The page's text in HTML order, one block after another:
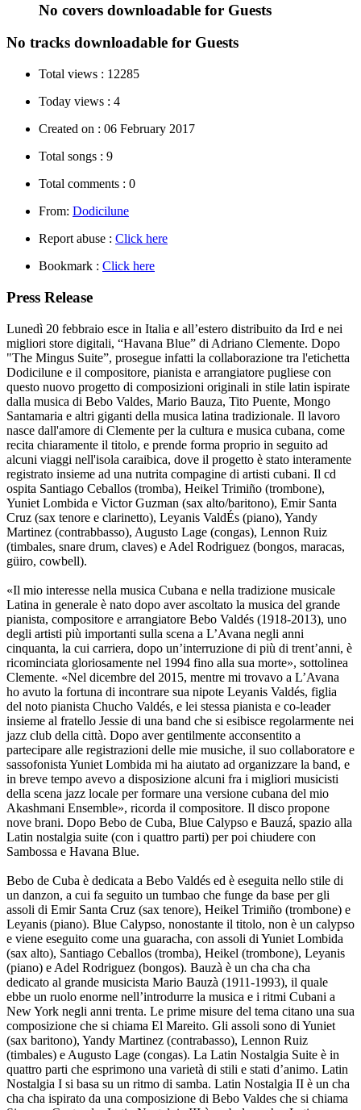
No covers downloadable for Guests
No tracks downloadable for Guests
Total views : 12285
Today views : 4
Created on : 06 February 2017
Total songs : 9
Total comments : 0
From: Dodicilune
Report abuse : Click here
Bookmark : Click here
Press Release
Lunedì 20 febbraio esce in Italia e all’estero distribuito da Ird e nei
migliori store digitali, “Havana Blue” di Adriano Clemente. Dopo
"The Mingus Suite”, prosegue infatti la collaborazione tra l'etichetta
Dodicilune e il compositore, pianista e arrangiatore pugliese con
questo nuovo progetto di composizioni originali in stile latin ispirate
dalla musica di Bebo Valdes, Mario Bauza, Tito Puente, Mongo
Santamaria e altri giganti della musica latina tradizionale. Il lavoro
nasce dall'amore di Clemente per la cultura e musica cubana, come
recita chiaramente il titolo, e prende forma proprio in seguito ad
alcuni viaggi nell'isola caraibica, dove il progetto è stato interamente
registrato insieme ad una nutrita compagine di artisti cubani. Il cd
ospita Santiago Ceballos (tromba), Heikel Trimiño (trombone),
Yuniet Lombida e Victor Guzman (sax alto/baritono), Emir Santa
Cruz (sax tenore e clarinetto), Leyanis ValdÉs (piano), Yandy
Martinez (contrabbasso), Augusto Lage (congas), Lennon Ruiz
(timbales, snare drum, claves) e Adel Rodriguez (bongos, maracas,
güiro, cowbell).
«Il mio interesse nella musica Cubana e nella tradizione musicale
Latina in generale è nato dopo aver ascoltato la musica del grande
pianista, compositore e arrangiatore Bebo Valdés (1918-2013), uno
degli artisti più importanti sulla scena a L’Avana negli anni
cinquanta, la cui carriera, dopo un’interruzione di più di trent’anni, è
ricominciata gloriosamente nel 1994 fino alla sua morte», sottolinea
Clemente. «Nel dicembre del 2015, mentre mi trovavo a L’Avana
ho avuto la fortuna di incontrare sua nipote Leyanis Valdés, figlia
del noto pianista Chucho Valdés, e lei stessa pianista e co-leader
insieme al fratello Jessie di una band che si esibisce regolarmente nei
jazz club della città. Dopo aver gentilmente acconsentito a
partecipare alle registrazioni delle mie musiche, il suo collaboratore e
sassofonista Yuniet Lombida mi ha aiutato ad organizzare la band, e
in breve tempo avevo a disposizione alcuni fra i migliori musicisti
della scena jazz locale per formare una versione cubana del mio
Akashmani Ensemble», ricorda il compositore. Il disco propone
nove brani. Dopo Bebo de Cuba, Blue Calypso e Bauzá, spazio alla
Latin nostalgia suite (con i quattro parti) per poi chiudere con
Sambossa e Havana Blue.
Bebo de Cuba è dedicata a Bebo Valdés ed è eseguita nello stile di
un danzon, a cui fa seguito un tumbao che funge da base per gli
assoli di Emir Santa Cruz (sax tenore), Heikel Trimiño (trombone) e
Leyanis (piano). Blue Calypso, nonostante il titolo, non è un calypso
e viene eseguito come una guaracha, con assoli di Yuniet Lombida
(sax alto), Santiago Ceballos (tromba), Heikel (trombone), Leyanis
(piano) e Adel Rodriguez (bongos). Bauzà è un cha cha cha
dedicato al grande musicista Mario Bauzà (1911-1993), il quale
ebbe un ruolo enorme nell’introdurre la musica e i ritmi Cubani a
New York negli anni trenta. Le prime misure del tema citano una sua
composizione che si chiama El Mareito. Gli assoli sono di Yuniet
(sax baritono), Yandy Martinez (contrabasso), Lennon Ruiz
(timbales) e Augusto Lage (congas). La Latin Nostalgia Suite è in
quattro parti che esprimono una varietà di stili e stati d’animo. Latin
Nostalgia I si basa su un ritmo di samba. Latin Nostalgia II è un cha
cha cha ispirato da una composizione di Bebo Valdes che si chiama